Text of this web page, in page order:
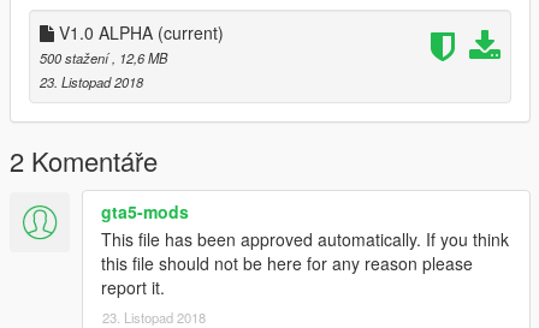
V1.0 ALPHA (current)
500 stažení , 12,6 MB
23. Listopad 2018
2 Komentáře
gta5-mods
This file has been approved automatically. If you think
this file should not be here for any reason please
report it.
23. Listopad 2018